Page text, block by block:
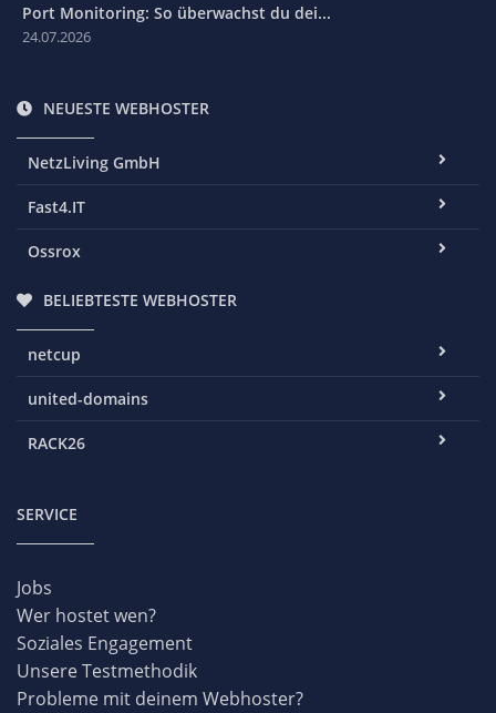
Port Monitoring: So überwachst du dei...
24.07.2026
NEUESTE WEBHOSTER
NetzLiving GmbH
Fast4.IT
Ossrox
BELIEBTESTE WEBHOSTER
netcup
united-domains
RACK26
SERVICE
Jobs
Wer hostet wen?
Soziales Engagement
Unsere Testmethodik
Probleme mit deinem Webhoster?